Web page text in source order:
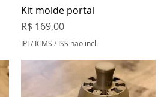
Visualização rápida
Kit molde portal
Preço
R$ 169,00
IPI / ICMS / ISS não incl.